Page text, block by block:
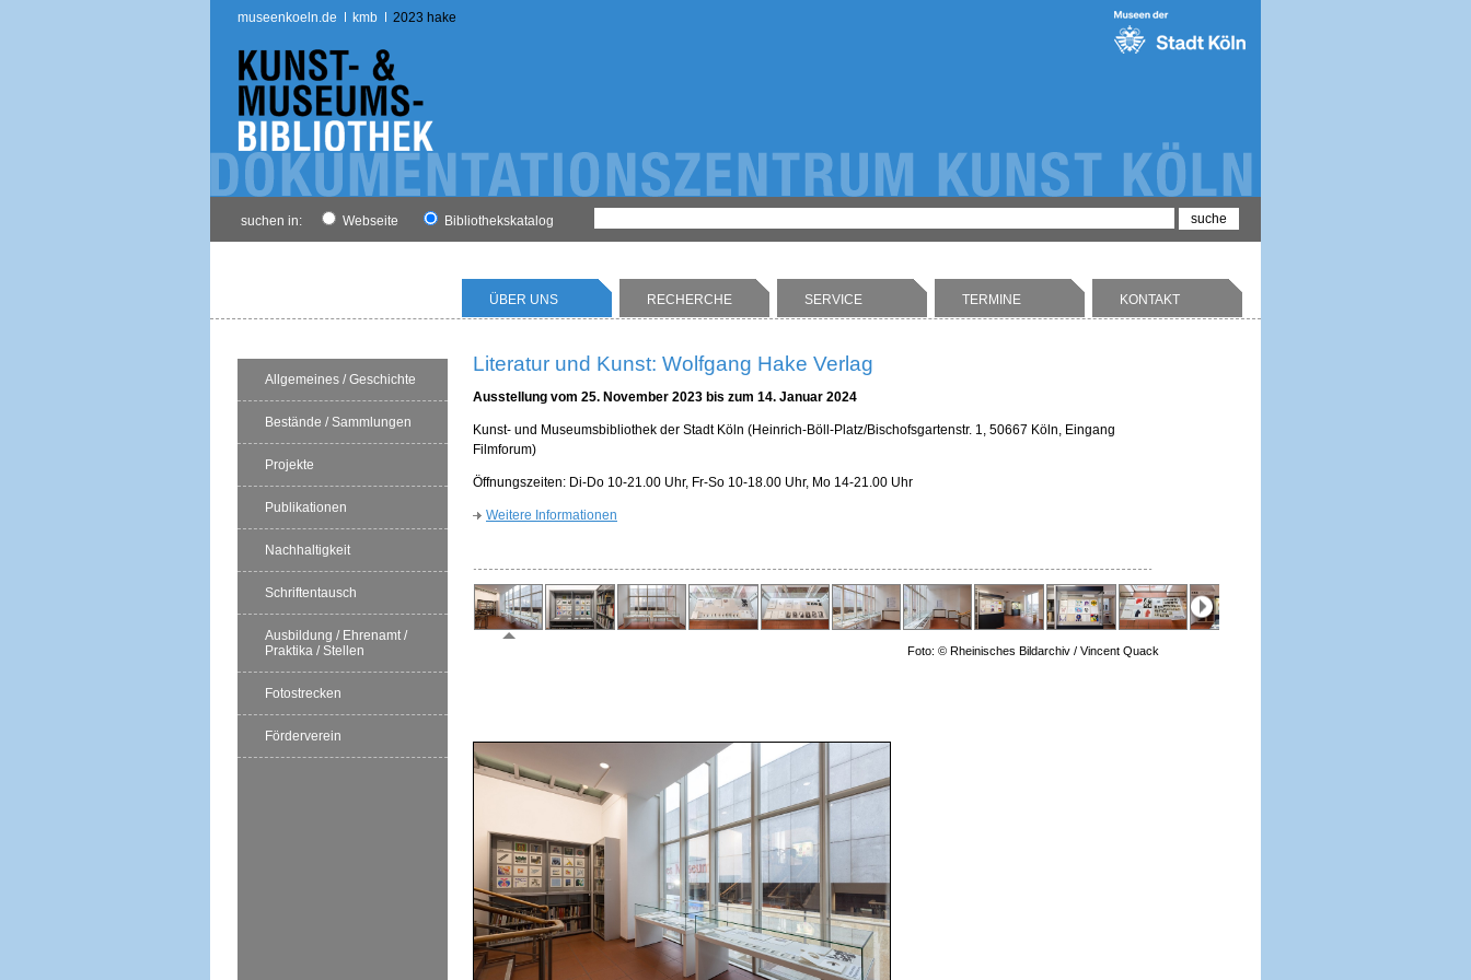
museenkoeln.de kmb 2023 hake
suchen in: Webseite Bibliothekskatalog
ÜBER UNS RECHERCHE SERVICE TERMINE KONTAKT
Allgemeines / Geschichte
Bestände / Sammlungen
Projekte
Publikationen
Nachhaltigkeit
Schriftentausch
Ausbildung / Ehrenamt /
Praktika / Stellen
Fotostrecken
Förderverein
Literatur und Kunst: Wolfgang Hake Verlag
Ausstellung vom 25. November 2023 bis zum 14. Januar 2024
Kunst- und Museumsbibliothek der Stadt Köln (Heinrich-Böll-Platz/Bischofsgartenstr. 1, 50667 Köln, Eingang
Filmforum)
Öffnungszeiten: Di-Do 10-21.00 Uhr, Fr-So 10-18.00 Uhr, Mo 14-21.00 Uhr
Weitere Informationen
Foto: © Rheinisches Bildarchiv / Vincent Quack